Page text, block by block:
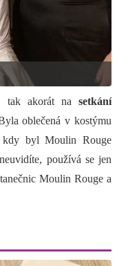
tak akorát na setkání
oblečená v kostýmu
byl Moulin Rouge
používá se jen
Moulin Rouge a